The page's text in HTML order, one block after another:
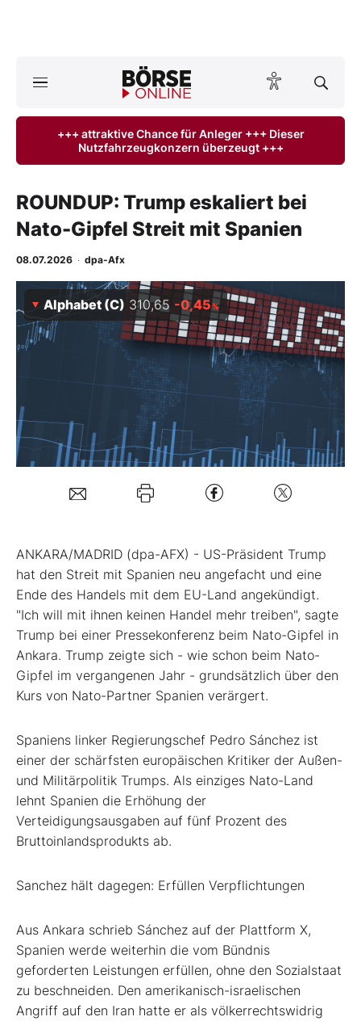
ktuelle Ausgabe BÖRSE ONLINE lesen
Finanz-Check
Abo & Shop
BO-Musterdepots
Mein Konto
Folgen Sie uns
Kontakt
+++ attraktive Chance für Anleger +++ Dieser
Nutzfahrzeugkonzern überzeugt +++
ROUNDUP: Trump eskaliert bei
Nato-Gipfel Streit mit Spanien
08.07.2026 · dpa-Afx
Alphabet (C) 310,65 -0,45%
ANKARA/MADRID (dpa-AFX) - US-Präsident Trump
hat den Streit mit Spanien neu angefacht und eine
Ende des Handels mit dem EU-Land angekündigt.
"Ich will mit ihnen keinen Handel mehr treiben", sagte
Trump bei einer Pressekonferenz beim Nato-Gipfel in
Ankara. Trump zeigte sich - wie schon beim Nato-
Gipfel im vergangenen Jahr - grundsätzlich über den
Kurs von Nato-Partner Spanien verärgert.
Spaniens linker Regierungschef Pedro Sánchez ist
einer der schärfsten europäischen Kritiker der Außen-
und Militärpolitik Trumps. Als einziges Nato-Land
lehnt Spanien die Erhöhung der
Verteidigungsausgaben auf fünf Prozent des
Bruttoinlandsprodukts ab.
Sanchez hält dagegen: Erfüllen Verpflichtungen
Aus Ankara schrieb Sánchez auf der Plattform X,
Spanien werde weiterhin die vom Bündnis
geforderten Leistungen erfüllen, ohne den Sozialstaat
zu beschneiden. Den amerikanisch-israelischen
Angriff auf den Iran hatte er als völkerrechtswidrig